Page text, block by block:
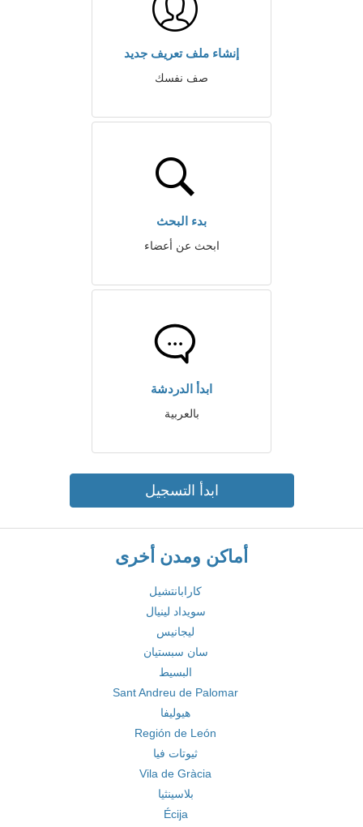
إنشاء ملف تعريف جديد
صف نفسك
بدء البحث
ابحث عن أعضاء
ابدأ الدردشة
بالعربية
ابدأ التسجيل
أماكن ومدن أخرى
كارابانتشيل
سويداد لينيال
ليجانيس
سان سبستيان
البسيط
Sant Andreu de Palomar
هيوليفا
Región de León
ثيوتات فيا
Vila de Gràcia
بلاسينثيا
Écija